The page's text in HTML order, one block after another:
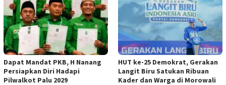
Dapat Mandat PKB, H Nanang
Persiapkan Diri Hadapi
Pilwalkot Palu 2029
HUT ke-25 Demokrat, Gerakan
Langit Biru Satukan Ribuan
Kader dan Warga di Morowali